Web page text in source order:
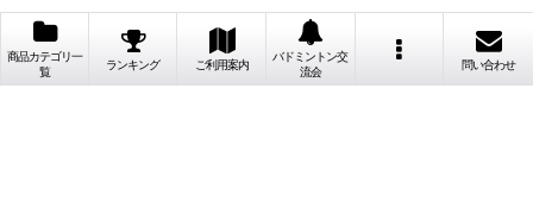
商品カテゴリ一
覧
ランキング ご利用案内
バドミントン交
流会
問い合わせ